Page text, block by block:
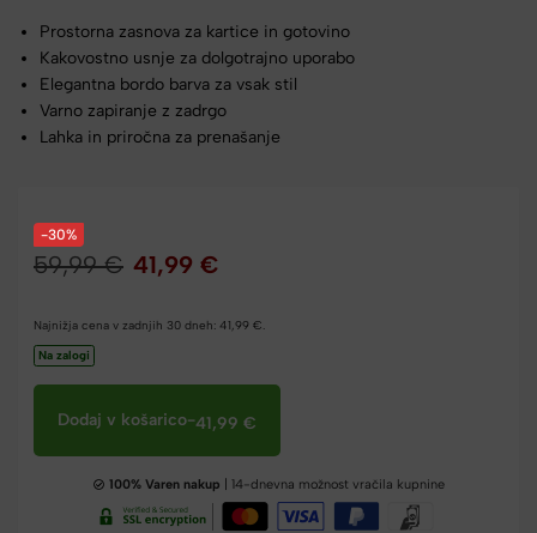
Prostorna zasnova za kartice in gotovino
Kakovostno usnje za dolgotrajno uporabo
Elegantna bordo barva za vsak stil
Varno zapiranje z zadrgo
Lahka in priročna za prenašanje
-30%
59,99€ 41,99 €
Najnižja cena v zadnjih 30 dneh: 41,99 €
Na zalogi
Dodaj v košarico-41,99 €
100% Varen nakup | 14-dnevna možnost vračila kupnine